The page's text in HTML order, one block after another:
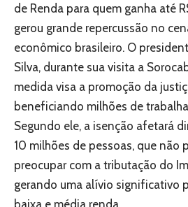
de Renda para quem ganha até
gerou grande repercussão no
econômico brasileiro. O
Silva, durante sua visita a
medida visa a promoção da
beneficiando milhões de
Segundo ele, a isenção afetará
10 milhões de pessoas, que não
preocupar com a tributação do
gerando uma alívio significativo
baixa e média renda.